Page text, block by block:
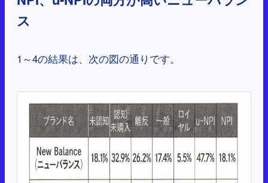
ス
1～4の結果は、次の図の通りです。